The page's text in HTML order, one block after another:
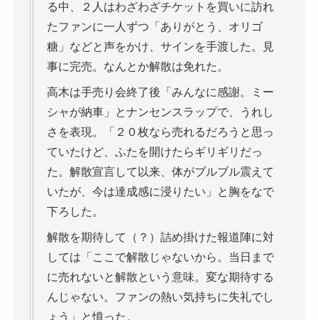
る中、２人はわざわざチケットを買いに訪れ
たファンに一人ずつ「ありがとう、オリゴ
糖」などと声をかけ、サインを手渡した。見
事に完売。なんとか解散は免れた。
高木は手売り会終了後「みんなに感謝。ミー
シャが納車」とナンセンスラップで、うれし
さを表現。「２０枚なら売れるだろうと思っ
ていたけど、ふたを開けたらギリギリだっ
た。解散宣言して以来、体がブルブル震えて
いたが、今は達成感に浸りたい」と胸をなで
下ろした。
解散を期待して（？）詰め掛けた報道陣に対
しては「ここで解散じゃないから。当日まで
に売れないと解散という意味。変な期待する
んじゃない。ファンの熱い気持ちに失礼でし
ょう」と憤った。